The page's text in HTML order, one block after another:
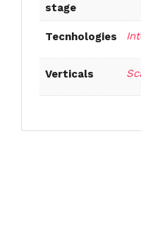
stage
Tecnhologies
Verticals